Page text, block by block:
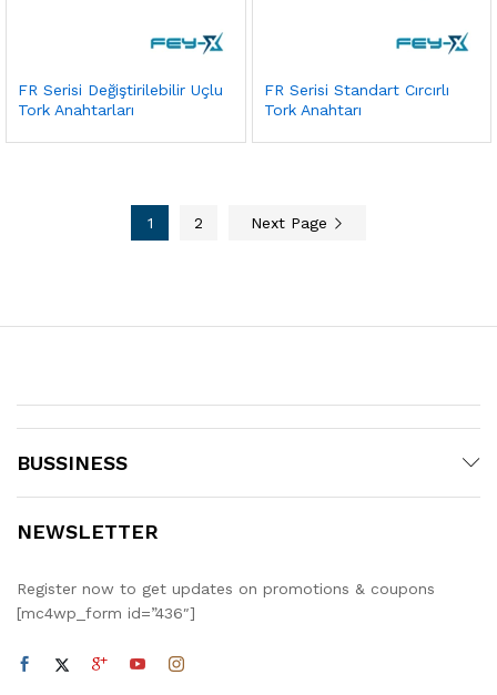
FR Serisi Değiştirilebilir Uçlu
Tork Anahtarları
FR Serisi Standart Cırcırlı
Tork Anahtarı
1 2 Next Page
BUSSINESS
NEWSLETTER
Register now to get updates on promotions & coupons
[mc4wp_form id=”436″]